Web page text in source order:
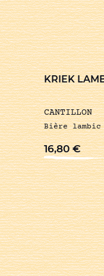
KRIEK
CANTILLON
Bière lambic
16,80€